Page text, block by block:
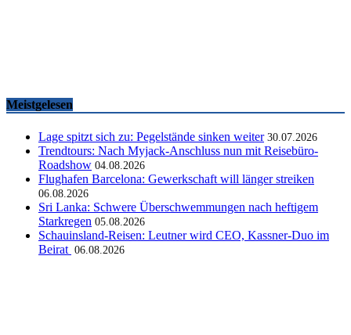
Meistgelesen
Lage spitzt sich zu: Pegelstände sinken weiter 30.07.2026
Trendtours: Nach Myjack-Anschluss nun mit Reisebüro-
Roadshow 04.08.2026
Flughafen Barcelona: Gewerkschaft will länger streiken
06.08.2026
Sri Lanka: Schwere Überschwemmungen nach heftigem
Starkregen 05.08.2026
Schauinsland-Reisen: Leutner wird CEO, Kassner-Duo im
Beirat 06.08.2026